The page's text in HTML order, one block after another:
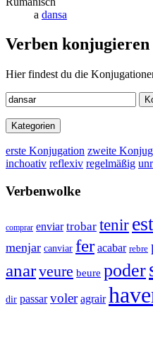
a dansa
Verben konjugieren
Hier findest du die
Kategorien
erste Konjugation zweite
inchoativ reflexiv regelmäßig
Verbenwolke
comprar enviar trobar tenir
menjar canviar fer acabar rebre
anarveure beure poder
dir passar voler agrair